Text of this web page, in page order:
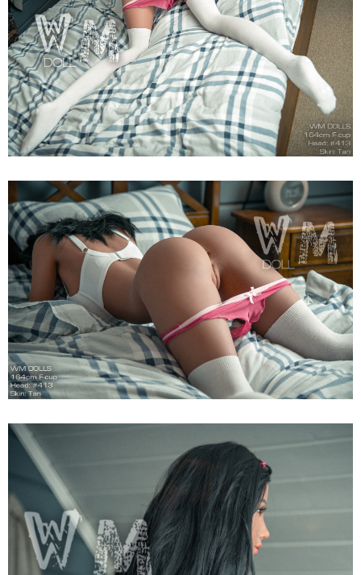
Anita
164cm
Siêu
Thật,
Cao
Cấp,
Hot
Búp
Bê
Tình
Dục
WM
Dolls
F
Anita
164cm
Siêu
Thật,
Cao
Cấp,
Búp
Bê
Tình
Dolls
F
Anita
164cm